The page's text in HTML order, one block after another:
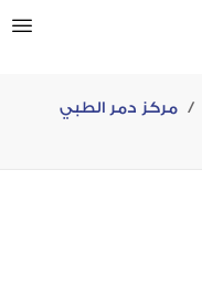
مركز دمر الطبي